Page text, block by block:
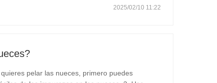
2025/02/10 11:22
pelar las nueces, primero puedes